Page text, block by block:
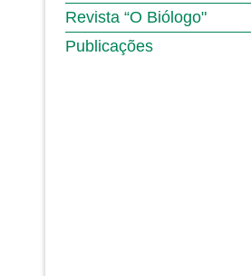
Revista “O Biólogo"
Publicações